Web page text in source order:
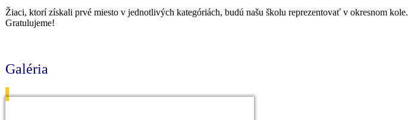
Žiaci, ktorí získali prvé miesto v jednotlivých kategóriách, budú našu školu reprezentovať v okresnom kole.
Gratulujeme!
Galéria